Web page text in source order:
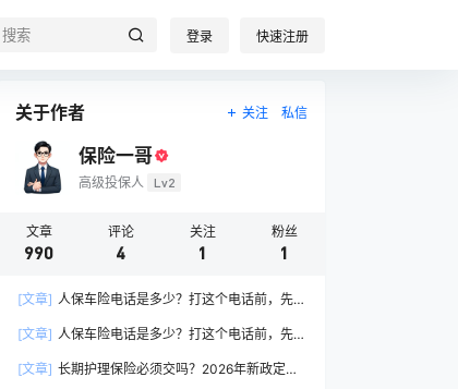
登录 快速注册
关于作者 关注 私信
保险一哥
高级投保人 Lv2
文章
990
评论
4
关注
1
粉丝
1
[文章] 人保车险电话是多少？打这个电话前，先
[文章] 人保车险电话是多少？打这个电话前，先
[文章] 长期护理保险必须交吗？2026年新政定